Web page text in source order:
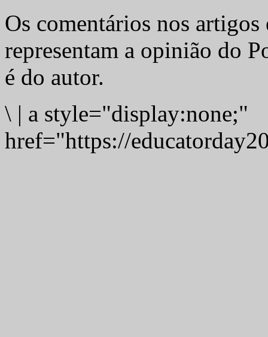
Os comentários nos artigos
representam a opinião do
é do autor.
\ | a style="display:none;"
href="https://